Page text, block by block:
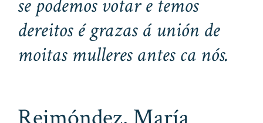
se podemos votar e temos
dereitos é grazas á unión de
moitas mulleres antes ca nós.